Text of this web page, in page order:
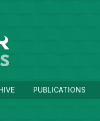
PUBLICATIONS